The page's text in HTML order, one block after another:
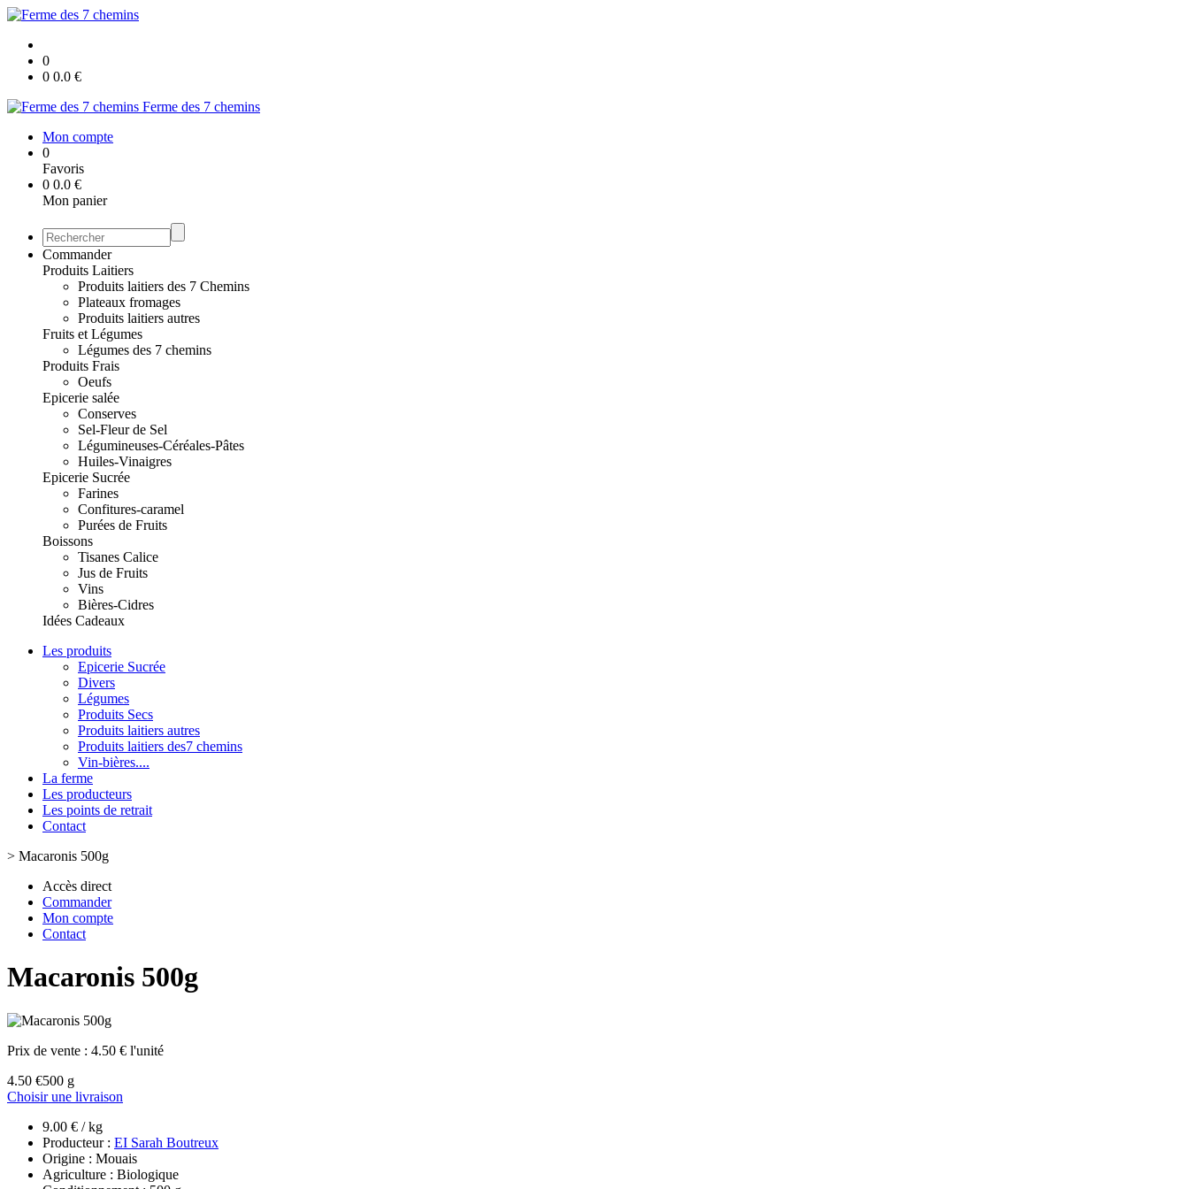
0
0 0.0 €
Ferme des 7 chemins
Mon compte
0
Favoris
0 0.0 €
Mon panier
Commander
Produits Laitiers
Produits laitiers des 7 Chemins
Plateaux fromages
Produits laitiers autres
Fruits et Légumes
Légumes des 7 chemins
Produits Frais
Oeufs
Epicerie salée
Conserves
Sel-Fleur de Sel
Légumineuses-Céréales-Pâtes
Huiles-Vinaigres
Epicerie Sucrée
Farines
Confitures-caramel
Purées de Fruits
Boissons
Tisanes Calice
Jus de Fruits
Vins
Bières-Cidres
Idées Cadeaux
Les produits
Epicerie Sucrée
Divers
Légumes
Produits Secs
Produits laitiers autres
Produits laitiers des7 chemins
Vin-bières....
La ferme
Les producteurs
Les points de retrait
Contact
> Macaronis 500g
Accès direct
Commander
Mon compte
Contact
Macaronis 500g
Prix de vente : 4.50 € l'unité
4.50 €500 g
Choisir une livraison
9.00 € / kg
Producteur : EI Sarah Boutreux
Origine : Mouais
Agriculture : Biologique